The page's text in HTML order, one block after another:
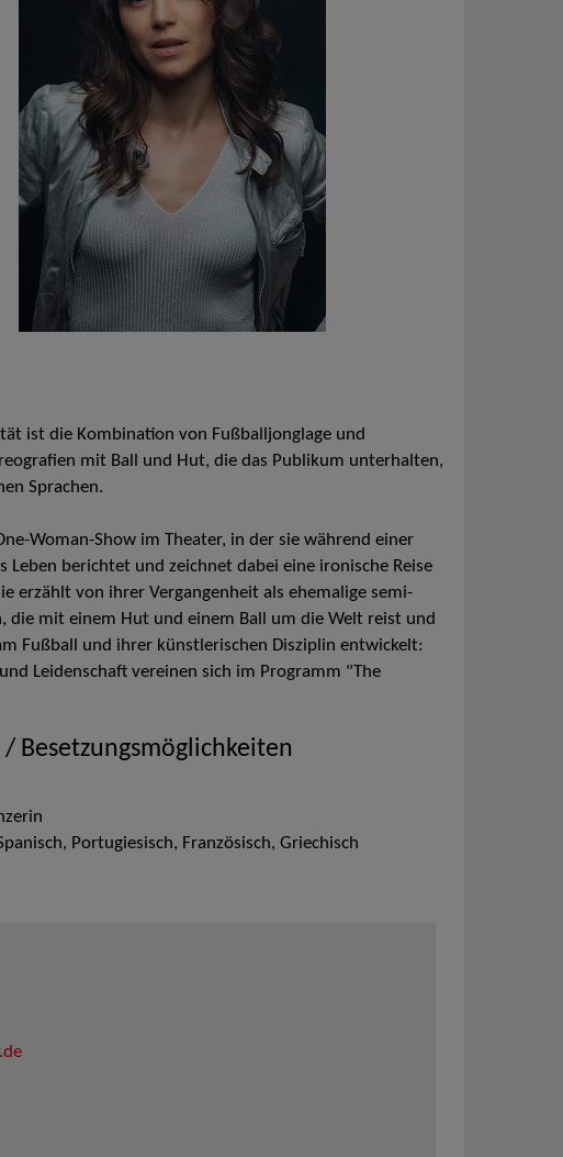
ist die Kombination von Fußballjonglage und
mit Ball und Hut, die das Publikum unterhalten,
Sprachen.
Woman-Show im Theater, in der sie während einer
berichtet und zeichnet dabei eine ironische Reise
erzählt von ihrer Vergangenheit als ehemalige semi-
die mit einem Hut und einem Ball um die Welt reist und
Fußball und ihrer künstlerischen Disziplin entwickelt:
Leidenschaft vereinen sich im Programm "The
Besetzungsmöglichkeiten
Portugiesisch, Französisch, Griechisch